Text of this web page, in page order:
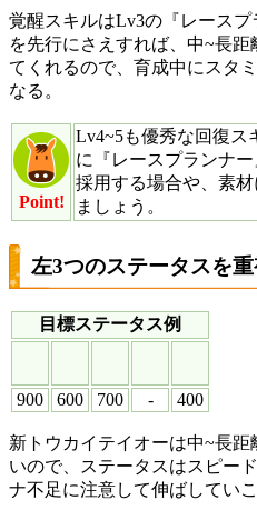
覚醒スキルはLv3の『レース
を先行にさえすれば、中~長
てくれるので、育成中にスタ
なる。
Point!
Lv4~5も優秀な回復ス
に『レースプランナ
採用する場合や、素
ましょう。
左3つのステータスを
目標ステータス例
900 600 700 - 400
新トウカイテイオーは中~長
いので、ステータスはスピー
ナ不足に注意して伸ばしていこ